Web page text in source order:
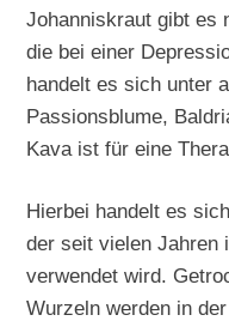
Johanniskraut gibt es
die bei einer
handelt es sich unter
Passionsblume,
Kava ist für eine
Hierbei handelt es
der seit vielen Jahren
verwendet wird.
Wurzeln werden in